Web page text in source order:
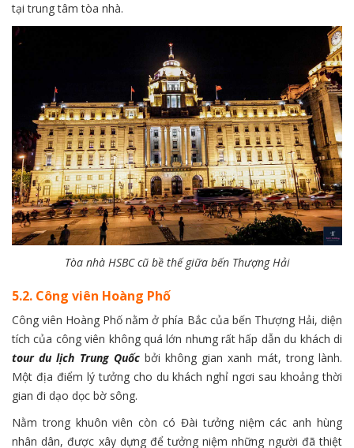
tại trung tâm tòa nhà.
Tòa nhà HSBC cũ bề thế giữa bến Thượng Hải
5.2. Công viên Hoàng Phố
Công viên Hoàng Phố nằm ở phía Bắc của bến Thượng Hải, diện
tích của công viên không quá lớn nhưng rất hấp dẫn du khách di
tour du lịch Trung Quốcbởi không gian xanh mát, trong lành.
Một địa điểm lý tưởng cho du khách nghỉ ngơi sau khoảng thời
gian đi dạo dọc bờ sông.
Nằm trong khuôn viên còn có Đài tưởng niệm các anh hùng
nhân dân, được xây dựng để tưởng niệm những người đã thiệt